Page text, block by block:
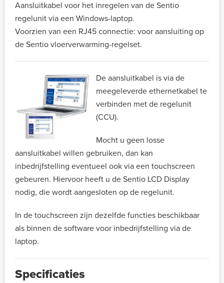
Aansluitkabel voor het inregelen van de Sentio
regelunit via een Windows-laptop.
Voorzien van een RJ45 connectie: voor aansluiting op
de Sentio vloerverwarming-regelset.
De aansluitkabel is via de
meegeleverde ethernetkabel te
verbinden met de regelunit
(CCU).
Mocht u geen losse
aansluitkabel willen gebruiken, dan kan
inbedrijfstelling eventueel ook via een touchscreen
gebeuren. Hiervoor heeft u de Sentio LCD Display
nodig, die wordt aangesloten op de regelunit.
In de touchscreen zijn dezelfde functies beschikbaar
als binnen de software voor inbedrijfstelling via de
laptop.
Specificaties